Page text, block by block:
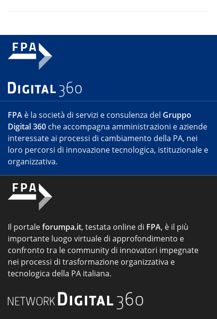
FPA è la società di servizi e consulenza del Gruppo
Digital 360 che accompagna amministrazioni e aziende
interessate ai processi di cambiamento della PA, nei
loro percorsi di innovazione tecnologica, istituzionale e
organizzativa.
Il portaleforumpa.it, testata online di FPA, è il più
importante luogo virtuale di approfondimento e
confronto tra le community di innovatori impegnate
nei processi di trasformazione organizzativa e
tecnologica della PA italiana.